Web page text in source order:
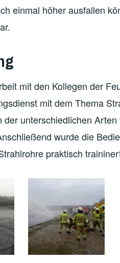
einmal höher ausfallen
mit den Kollegen der
mit dem Thema
der unterschiedlichen
wurde die
praktisch